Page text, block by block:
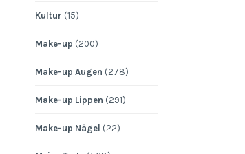
Kultur (15)
Make-up (200)
Make-up Augen (278)
Make-up Lippen (291)
Make-up Nägel (22)